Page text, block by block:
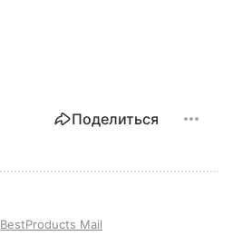
Поделиться
BestProducts Mail